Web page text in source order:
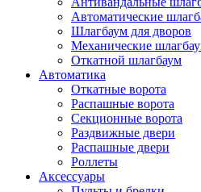
Автоматические
Шлагбаум для дворов
Механические
Откатной шлагбаум
Автоматика
Откатные ворота
Распашные ворота
Секционные ворота
Раздвижные двери
Распашные двери
Роллеты
Аксессуары